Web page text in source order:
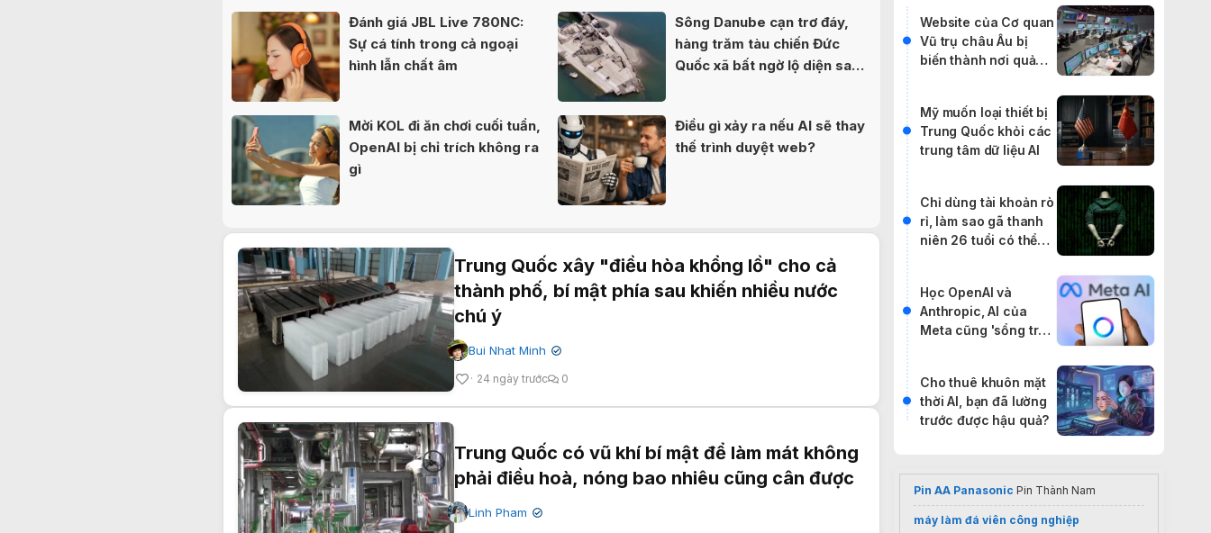
Đánh giá JBL Live 780NC:
Sự cá tính trong cả ngoại
hình lẫn chất âm
Sông Danube cạn trơ đáy,
hàng trăm tàu chiến Đức
Quốc xã bất ngờ lộ diện sau
Mời KOL đi ăn chơi cuối tuần,
OpenAI bị chỉ trích không ra
gì
Điều gì xảy ra nếu AI sẽ thay
thế trình duyệt web?
Trung Quốc xây "điều hòa khổng lồ" cho cả
thành phố, bí mật phía sau khiến nhiều nước
chú ý
Bui Nhat Minh ✔
24 ngày trước 0
Trung Quốc có vũ khí bí mật để làm mát không
phải điều hoà, nóng bao nhiêu cũng cân được
Linh Pham ✔
Website của Cơ quan
Vũ trụ châu Âu bị
biến thành nơi quảng
Mỹ muốn loại thiết bị
Trung Quốc khỏi các
trung tâm dữ liệu AI
Chỉ dùng tài khoản rò
rỉ, làm sao gã thanh
niên 26 tuổi có thể
Học OpenAI và
Anthropic, AI của
Meta cũng 'sổng trại'
Cho thuê khuôn mặt
thời AI, bạn đã lường
trước được hậu quả?
Pin AA Panasonic Pin Thành Nam
máy làm đá viên công nghiệp